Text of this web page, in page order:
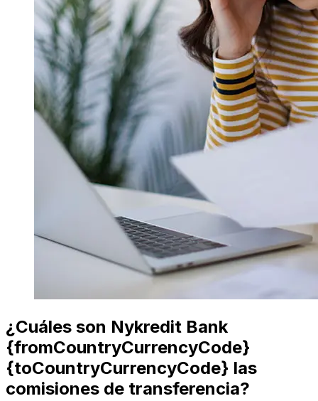
¿Cuáles son Nykredit Bank
{fromCountryCurrencyCode}
{toCountryCurrencyCode} las
comisiones de transferencia?